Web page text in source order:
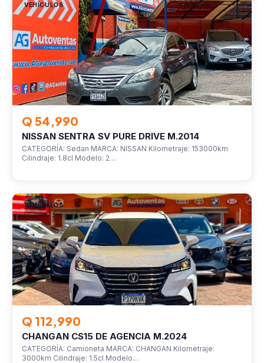
VEHÍCULOS
Q 54,990
NISSAN SENTRA SV PURE DRIVE M.2014
CATEGORÍA: Sedan MARCA: NISSAN Kilometraje: 153000km
Cilindraje: 1.8cl Modelo: 2…
VEHÍCULOS
Q 112,990
CHANGAN CS15 DE AGENCIA M.2024
CATEGORÍA: Camioneta MARCA: CHANGAN Kilometraje:
3000km Cilindraje: 1.5cl Modelo…